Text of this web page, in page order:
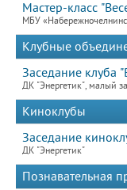
Мастер-класс
МБУ
Клубные
Заседание клуба
ДК "Энергетик", малый
Киноклубы
Заседание
ДК "Энергетик"
Познавательная